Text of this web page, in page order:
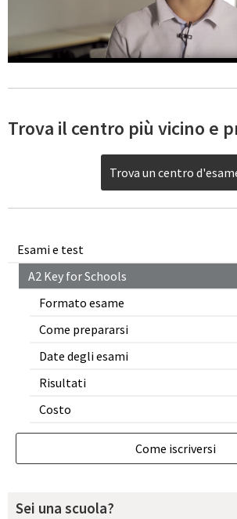
Esami e test
A2 Key for Schools
Formato esame
Come prepararsi
Date degli esami
Risultati
Costo
Come iscriversi
Sei una scuola?
Trova il centro più vicino e
Trova un centro